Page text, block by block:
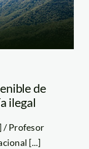
de
ilegal
/ Profesor
[...]